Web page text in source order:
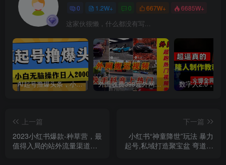
0 1.2W+ 0 667W+ 6685W+
这家伙很懒，什么都没有写...
AI起号撸爆头条，小白也能操作，日入2000+ 外面收费398元外网超跑豪车汽车视频搬运至快手抖音上热门项目
上一篇
2023小红书爆款-种草营，最
值得入局的站外流量渠道
下一篇
小红书“神童降世”玩法 暴力
起号,私域打造聚宝盆 弯道超